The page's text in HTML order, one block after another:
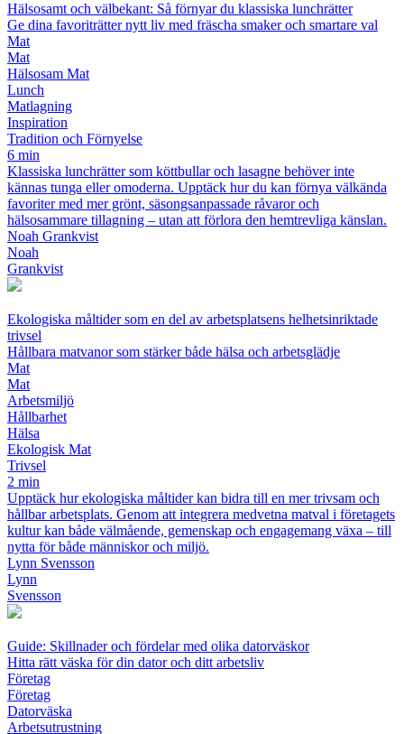
Hälsosamt och välbekant: Så förnyar du klassiska lunchrätter
Ge dina favoriträtter nytt liv med fräscha smaker och smartare val
Mat
Mat
Hälsosam Mat
Lunch
Matlagning
Inspiration
Tradition och Förnyelse
6 min
Klassiska lunchrätter som köttbullar och lasagne behöver inte
kännas tunga eller omoderna. Upptäck hur du kan förnya välkända
favoriter med mer grönt, säsongsanpassade råvaror och
hälsosammare tillagning – utan att förlora den hemtrevliga känslan.
Noah Grankvist
Noah
Grankvist
Ekologiska måltider som en del av arbetsplatsens helhetsinriktade
trivsel
Hållbara matvanor som stärker både hälsa och arbetsglädje
Mat
Mat
Arbetsmiljö
Hållbarhet
Hälsa
Ekologisk Mat
Trivsel
2 min
Upptäck hur ekologiska måltider kan bidra till en mer trivsam och
hållbar arbetsplats. Genom att integrera medvetna matval i företagets
kultur kan både välmående, gemenskap och engagemang växa – till
nytta för både människor och miljö.
Lynn Svensson
Lynn
Svensson
Guide: Skillnader och fördelar med olika datorväskor
Hitta rätt väska för din dator och ditt arbetsliv
Företag
Företag
Datorväska
Arbetsutrustning